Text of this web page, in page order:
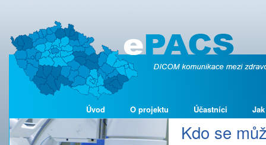
Úvod O projektu Účastníci
Kdo se